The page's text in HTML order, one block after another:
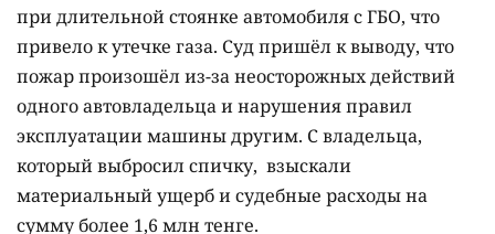
при длительной стоянке автомобиля с ГБО, что
привело к утечке газа. Суд пришёл к выводу, что
пожар произошёл из-за неосторожных действий
одного автовладельца и нарушения правил
эксплуатации машины другим. С владельца,
который выбросил спичку, взыскали
материальный ущерб и судебные расходы на
сумму более 1,6 млн тенге.